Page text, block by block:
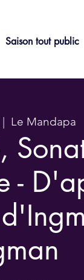
Saison tout public
Le Mandapa
-